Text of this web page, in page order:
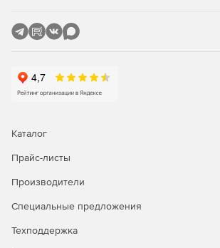
Каталог
Прайс-листы
Производители
Специальные предложения
Техподдержка